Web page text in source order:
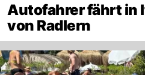
Autofahrer fährt in
von Radlern